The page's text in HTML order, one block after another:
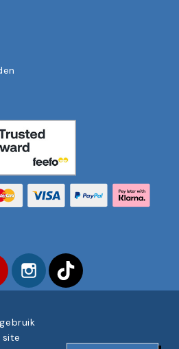
YouTubeInstagram